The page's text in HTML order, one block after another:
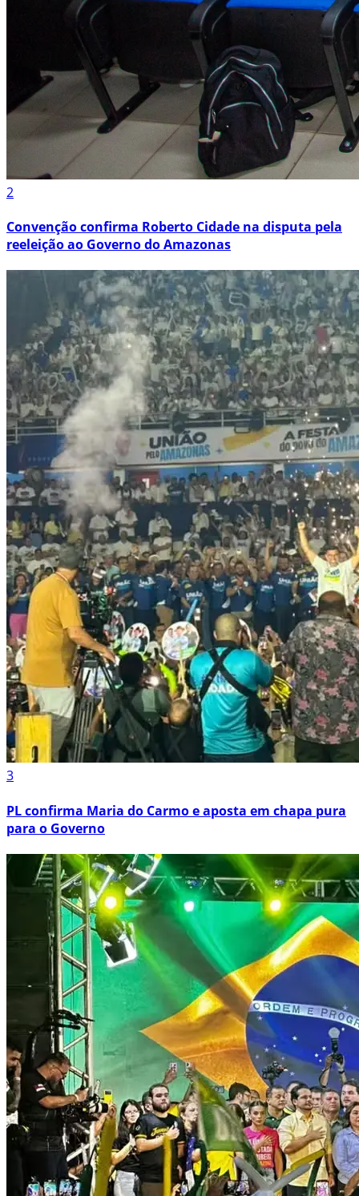
2
Convenção confirma Roberto Cidade na disputa pela
reeleição ao Governo do Amazonas
3
PL confirma Maria do Carmo e aposta em chapa pura
para o Governo